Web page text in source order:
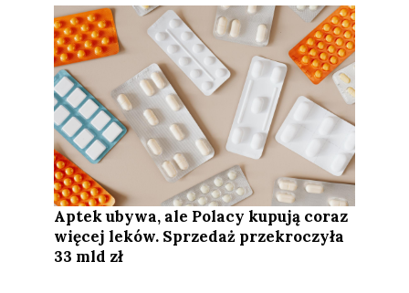
Aptek ubywa, ale Polacy kupują coraz
więcej leków. Sprzedaż przekroczyła
33 mld zł